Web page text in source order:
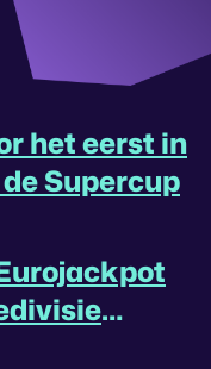
het eerst in
Supercup